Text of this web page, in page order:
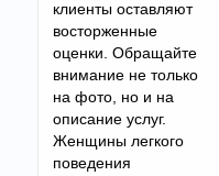
клиенты оставляют
восторженные
оценки. Обращайте
внимание не только
на фото, но и на
описание услуг.
Женщины легкого
поведения